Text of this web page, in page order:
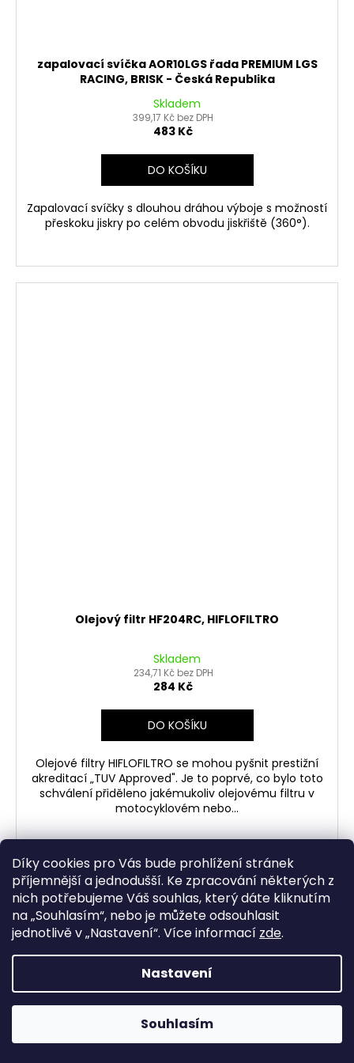
Díky cookies pro Vás bude prohlížení stránek
příjemnější a jednodušší. Ke zpracování některých z
nich potřebujeme Váš souhlas, který dáte kliknutím
na „Souhlasím“, nebo je můžete odsouhlasit
jednotlivě v „Nastavení“. Více informací zde.
Nastavení
Souhlasím
zapalovací svíčka AOR10LGS řada PREMIUM LGS
RACING, BRISK - Česká Republika
Skladem
399,17 Kč bez DPH
483 Kč
DO KOŠÍKU
Zapalovací svíčky s dlouhou dráhou výboje s možností
přeskoku jiskry po celém obvodu jiskřiště (360°).
Olejový filtr HF204RC, HIFLOFILTRO
Skladem
234,71 Kč bez DPH
284 Kč
DO KOŠÍKU
Olejové filtry HIFLOFILTRO se mohou pyšnit prestižní
akreditací „TUV Approved". Je to poprvé, co bylo toto
schválení přiděleno jakémukoliv olejovému filtru v
motocyklovém nebo...